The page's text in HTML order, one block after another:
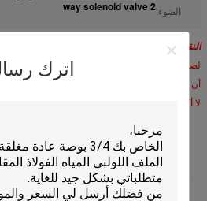
اترك
الضوء:2 way solenoid valve
النقطة الأكثر أهمية
لصمام باستخدام لفائف إس، يجب عليك ملاحظة
أن درجة الحرارة المتوسطة يجب أن تكون
لا أكثر من 80 درجة